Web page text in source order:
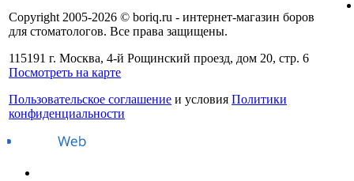
Copyright 2005-2026 © boriq.ru - интернет-магазин боров
для стоматологов. Все права защищены.
115191 г. Москва, 4-й Рощинский проезд, дом 20, стр. 6
Посмотреть на карте
Пользовательское соглашение и условия Политики
конфиденциальности